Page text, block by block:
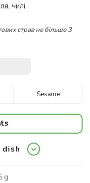
чилі
страв не більше 3
Sesame
dish
g